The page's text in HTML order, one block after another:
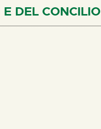
DEL CONCILIO